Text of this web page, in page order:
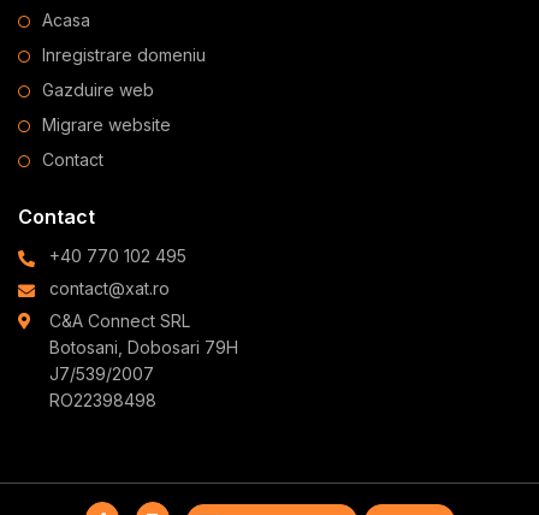
Acasa
Inregistrare domeniu
Gazduire web
Migrare website
Contact
Contact
+40 770 102 495
contact@xat.ro
C&A Connect SRL
Botosani, Dobosari 79H
J7/539/2007
RO22398498